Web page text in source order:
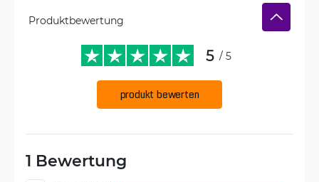
Produktbewertung
5 / 5
produkt bewerten
1 Bewertung